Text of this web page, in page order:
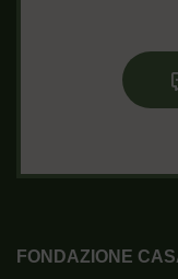
FONDAZIONE